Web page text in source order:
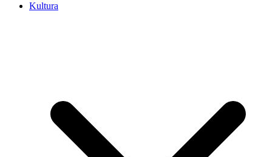
Kultura